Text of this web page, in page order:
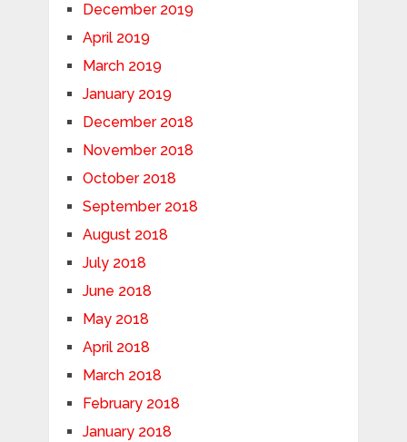
December 2019
April 2019
March 2019
January 2019
December 2018
November 2018
October 2018
September 2018
August 2018
July 2018
June 2018
May 2018
April 2018
March 2018
February 2018
January 2018